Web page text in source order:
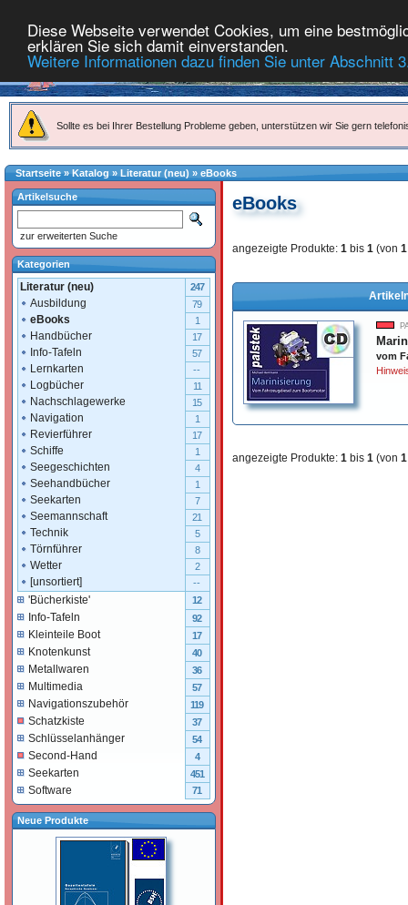
Diese Webseite verwendet Cookies, um eine
erklären Sie sich damit einverstanden.
Weitere Informationen dazu finden Sie unter Abschnitt
Sollte es bei Ihrer Bestellung Probleme geben, unterstützen wir Sie gern
Startseite»Katalog » Literatur (neu) » eBooks
eBooks
angezeigte Produkte: 1 bis 1 (von 1
vom
angezeigte Produkte: 1 bis 1 (von 1
Artikelsuche
zur erweiterten Suche
Kategorien
Literatur (neu) 247
Ausbildung 79
eBooks 1
Handbücher 17
Info-Tafeln 57
Lernkarten --
Logbücher 11
Nachschlagewerke 15
Navigation 1
Revierführer 17
Schiffe 1
Seegeschichten 4
Seehandbücher 1
Seekarten 7
Seemannschaft 21
Technik 5
Törnführer 8
Wetter 2
[unsortiert] --
'Bücherkiste' 12
Info-Tafeln 92
Kleinteile Boot 17
Knotenkunst 40
Metallwaren 36
Multimedia 57
Navigationszubehör 119
Schatzkiste 37
Schlüsselanhänger 54
Second-Hand 4
Seekarten 451
Software 71
Neue Produkte